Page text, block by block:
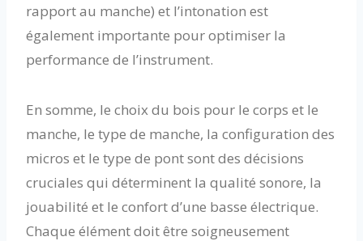
rapport au manche) et l’intonation est
également importante pour optimiser la
performance de l’instrument.
En somme, le choix du bois pour le corps et le
manche, le type de manche, la configuration des
micros et le type de pont sont des décisions
cruciales qui déterminent la qualité sonore, la
jouabilité et le confort d’une basse électrique.
Chaque élément doit être soigneusement